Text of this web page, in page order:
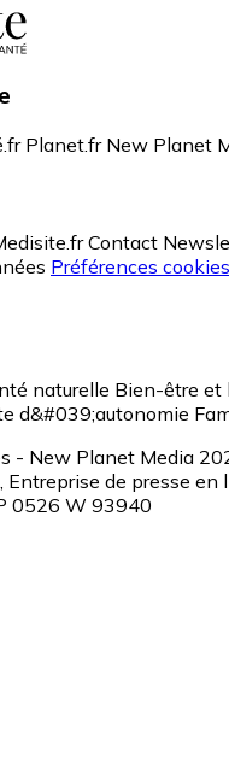
Planet.fr New Planet
Contact
Préférences cookies
naturelle Bien-être et
d&#039;autonomie
- New Planet Media
de presse en
0526 W 93940